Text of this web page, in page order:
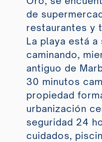
de
restaurantes y
La playa está
caminando,
antiguo de
30 minutos
propiedad
urbanización
seguridad 24
cuidados,